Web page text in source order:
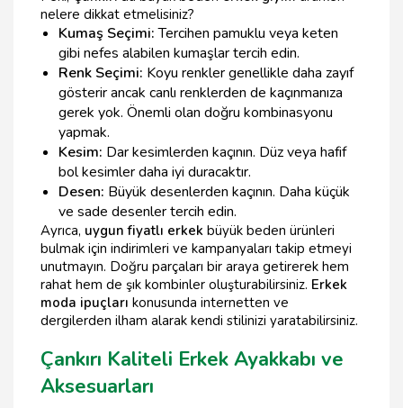
nelere dikkat etmelisiniz?
Kumaş Seçimi:Tercihen pamuklu veya keten
gibi nefes alabilen kumaşlar tercih edin.
Renk Seçimi: Koyu renkler genellikle daha zayıf
gösterir ancak canlı renklerden de kaçınmanıza
gerek yok. Önemli olan doğru kombinasyonu
yapmak.
Kesim: Dar kesimlerden kaçının. Düz veya hafif
bol kesimler daha iyi duracaktır.
Desen: Büyük desenlerden kaçının. Daha küçük
ve sade desenler tercih edin.
Ayrıca, uygun fiyatlı erkek büyük beden ürünleri
bulmak için indirimleri ve kampanyaları takip etmeyi
unutmayın. Doğru parçaları bir araya getirerek hem
rahat hem de şık kombinler oluşturabilirsiniz. Erkek
moda ipuçları konusunda internetten ve
dergilerden ilham alarak kendi stilinizi yaratabilirsiniz.
Çankırı Kaliteli Erkek Ayakkabı ve
Aksesuarları